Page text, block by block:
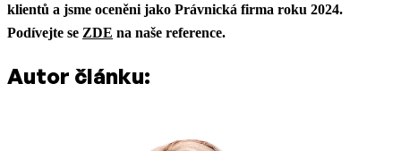
klientů a jsme oceněni jako Právnická firma roku 2024.
Podívejte se ZDE na naše reference.
Autor článku: